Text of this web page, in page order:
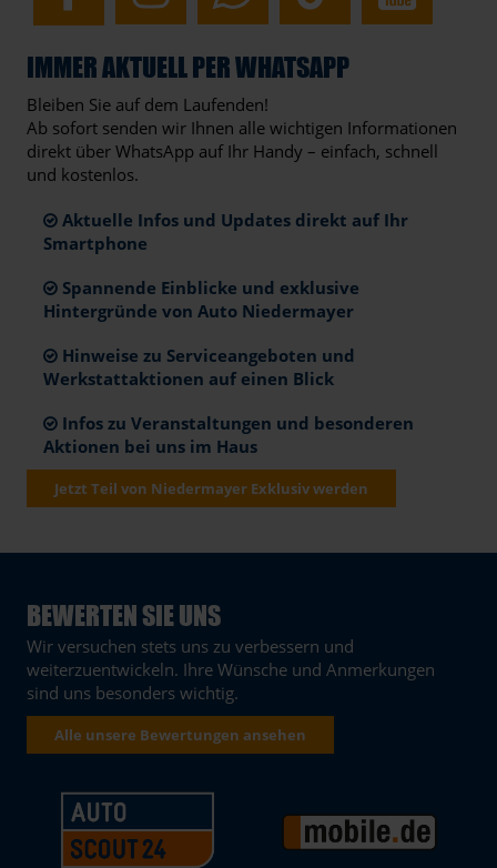
IMMER AKTUELL PER WHATSAPP
Bleiben Sie auf dem Laufenden!
Ab sofort senden wir Ihnen alle wichtigen Informationen
direkt über WhatsApp auf Ihr Handy – einfach, schnell
und kostenlos.
Aktuelle Infos und Updates direkt auf Ihr
Smartphone
Spannende Einblicke und exklusive
Hintergründe von Auto Niedermayer
Hinweise zu Serviceangeboten und
Werkstattaktionen auf einen Blick
Infos zu Veranstaltungen und besonderen
Aktionen bei uns im Haus
Jetzt Teil von Niedermayer Exklusiv werden
BEWERTEN SIE UNS
Wir versuchen stets uns zu verbessern und
weiterzuentwickeln. Ihre Wünsche und Anmerkungen
sind uns besonders wichtig.
Alle unsere Bewertungen ansehen